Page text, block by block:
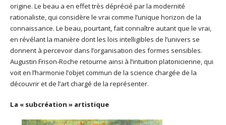
origine. Le beau a en effet très déprécié par la modernité
rationaliste, qui considère le vrai comme l’unique horizon de la
connaissance. Le beau, pourtant, fait connaître autant que le vrai,
en révélant la manière dont les lois intelligibles de l’univers se
donnent à percevoir dans l’organisation des formes sensibles.
Augustin Frison-Roche retourne ainsi à l’intuition platonicienne, qui
voit en l’harmonie l’objet commun de la science chargée de la
découvrir et de l’art chargé de la représenter.
La « subcréation » artistique